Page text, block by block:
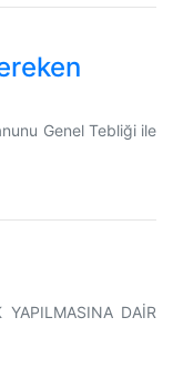
Genel Tebliği ile
DAİR